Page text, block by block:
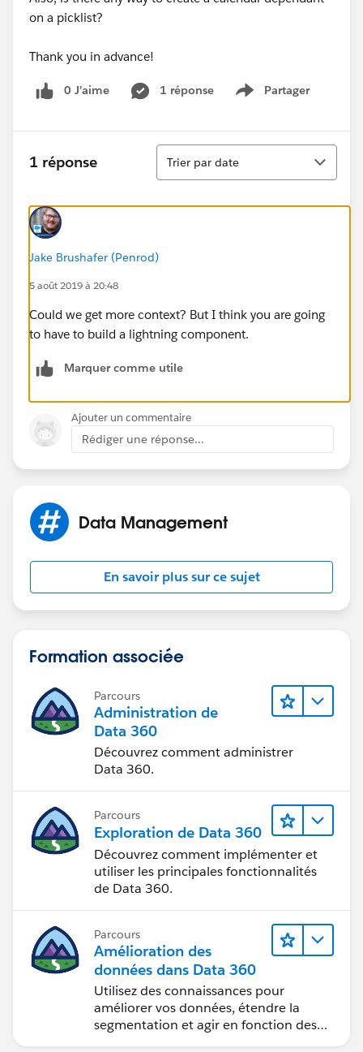
on a picklist?
Thank you in advance!
0 J’aime 1 réponse Partager
Show menu
1 réponse
Tri
Trier par date
Jake Brushafer (Penrod)
5 août 2019 à 20:48
Could we get more context? But I think you are going
to have to build a lightning component.
Marquer comme utile
Ajouter un commentaire
Rédiger une réponse...
Data Management
En savoir plus sur ce sujet
Formation associée
Parcours
Administration de
Data 360
Découvrez comment administrer
Data 360.
Parcours
Exploration de Data 360
Découvrez comment implémenter et
utiliser les principales fonctionnalités
de Data 360.
Parcours
Amélioration des
données dans Data 360
Utilisez des connaissances pour
améliorer vos données, étendre la
segmentation et agir en fonction des
données.